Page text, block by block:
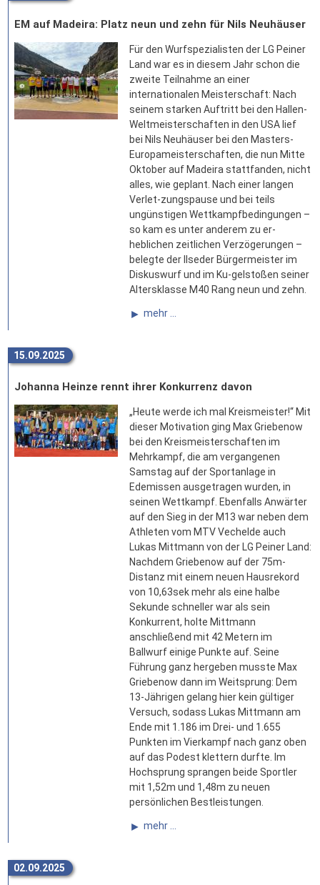
EM auf Madeira: Platz neun und zehn für Nils Neuhäuser
Für den Wurfspezialisten der LG Peiner
Land war es in diesem Jahr schon die
zweite Teilnahme an einer
internationalen Meisterschaft: Nach
seinem starken Auftritt bei den Hallen-
Weltmeisterschaften in den USA lief
bei Nils Neuhäuser bei den Masters-
Europameisterschaften, die nun Mitte
Oktober auf Madeira stattfanden, nicht
alles, wie geplant. Nach einer langen
Verlet-zungspause und bei teils
ungünstigen Wettkampfbedingungen –
so kam es unter anderem zu er-
heblichen zeitlichen Verzögerungen –
belegte der Ilseder Bürgermeister im
Diskuswurf und im Ku-gelstoßen seiner
Altersklasse M40 Rang neun und zehn.
mehr ...
15.09.2025
Johanna Heinze rennt ihrer Konkurrenz davon
„Heute werde ich mal Kreismeister!“ Mit
dieser Motivation ging Max Griebenow
bei den Kreismeisterschaften im
Mehrkampf, die am vergangenen
Samstag auf der Sportanlage in
Edemissen ausgetragen wurden, in
seinen Wettkampf. Ebenfalls Anwärter
auf den Sieg in der M13 war neben dem
Athleten vom MTV Vechelde auch
Lukas Mittmann von der LG Peiner Land:
Nachdem Griebenow auf der 75m-
Distanz mit einem neuen Hausrekord
von 10,63sek mehr als eine halbe
Sekunde schneller war als sein
Konkurrent, holte Mittmann
anschließend mit 42 Metern im
Ballwurf einige Punkte auf. Seine
Führung ganz hergeben musste Max
Griebenow dann im Weitsprung: Dem
13-Jährigen gelang hier kein gültiger
Versuch, sodass Lukas Mittmann am
Ende mit 1.186 im Drei- und 1.655
Punkten im Vierkampf nach ganz oben
auf das Podest klettern durfte. Im
Hochsprung sprangen beide Sportler
mit 1,52m und 1,48m zu neuen
persönlichen Bestleistungen.
mehr ...
02.09.2025